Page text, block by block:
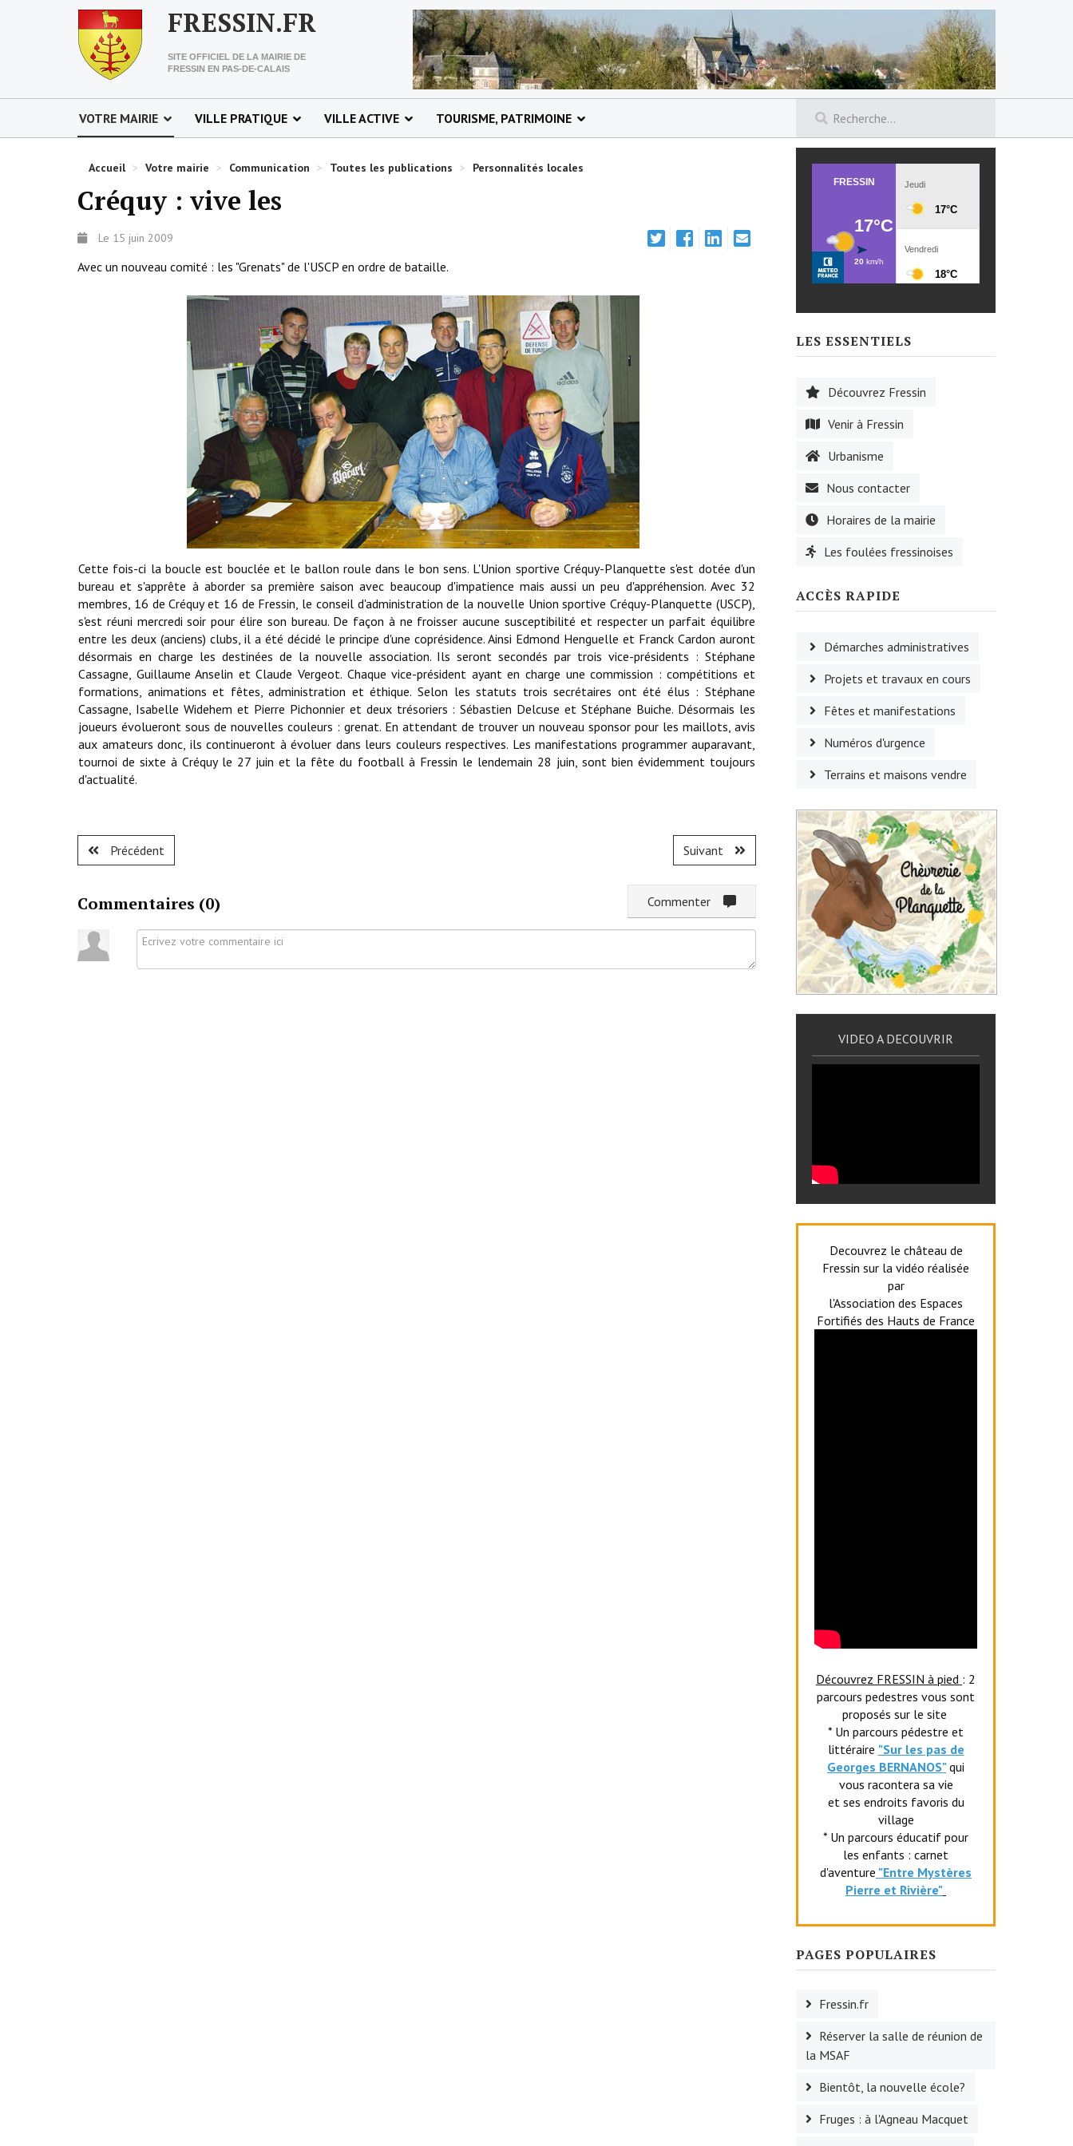
FRESSIN.FR
SITE OFFICIEL DE LA MAIRIE DE
FRESSIN EN PAS-DE-CALAIS
VOTRE MAIRIE VILLE PRATIQUE VILLE ACTIVE TOURISME, PATRIMOINE
Accueil > Votre mairie > Communication > Toutes les publications > Personnalités locales
Créquy : vive les
Le 15 juin 2009
Avec un nouveau comité : les "Grenats" de l'USCP en ordre de bataille.
Cette fois-ci la boucle est bouclée et le ballon roule dans le bon sens. L'Union sportive Créquy-Planquette s'est dotée d'un
bureau et s'apprête à aborder sa première saison avec beaucoup d'impatience mais aussi un peu d'appréhension. Avec 32
membres, 16 de Créquy et 16 de Fressin, le conseil d'administration de la nouvelle Union sportive Créquy-Planquette (USCP),
s'est réuni mercredi soir pour élire son bureau. De façon à ne froisser aucune susceptibilité et respecter un parfait équilibre
entre les deux (anciens) clubs, il a été décidé le principe d'une coprésidence. Ainsi Edmond Henguelle et Franck Cardon auront
désormais en charge les destinées de la nouvelle association. Ils seront secondés par trois vice-présidents : Stéphane
Cassagne, Guillaume Anselin et Claude Vergeot. Chaque vice-président ayant en charge une commission : compétitions et
formations, animations et fêtes, administration et éthique. Selon les statuts trois secrétaires ont été élus : Stéphane
Cassagne, Isabelle Widehem et Pierre Pichonnier et deux trésoriers : Sébastien Delcuse et Stéphane Buiche. Désormais les
joueurs évolueront sous de nouvelles couleurs : grenat. En attendant de trouver un nouveau sponsor pour les maillots, avis
aux amateurs donc, ils continueront à évoluer dans leurs couleurs respectives. Les manifestations programmer auparavant,
tournoi de sixte à Créquy le 27 juin et la fête du football à Fressin le lendemain 28 juin, sont bien évidemment toujours
d'actualité.
Précédent Suivant
Commentaires (0)
LES ESSENTIELS
Découvrez Fressin
Venir à Fressin
Urbanisme
Nous contacter
Horaires de la mairie
Les foulées fressinoises
ACCÈS RAPIDE
Démarches administratives
Projets et travaux en cours
Fêtes et manifestations
Numéros d'urgence
Terrains et maisons vendre
VIDEO A DECOUVRIR
Decouvrez le château de
Fressin sur la vidéo réalisée
par
l'Association des Espaces
Fortifiés des Hauts de France
Découvrez FRESSIN à pied : 2
parcours pedestres vous sont
proposés sur le site
* Un parcours pédestre et
littéraire "Sur les pas de
Georges BERNANOS" qui
vous racontera sa vie
et ses endroits favoris du
village
* Un parcours éducatif pour
les enfants : carnet
d'aventure "Entre Mystères
Pierre et Rivière"
PAGES POPULAIRES
Fressin.fr
Réserver la salle de réunion de
la MSAF
Bientôt, la nouvelle école?
Fruges : à l'Agneau Macquet